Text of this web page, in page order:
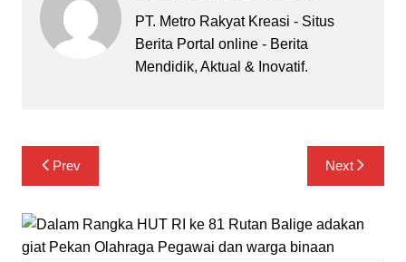
PT. Metro Rakyat Kreasi - Situs
Berita Portal online - Berita
Mendidik, Aktual & Inovatif.
Navigasi
pos
Prev Next